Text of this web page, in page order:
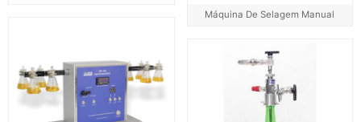
Máquina De Selagem Manual